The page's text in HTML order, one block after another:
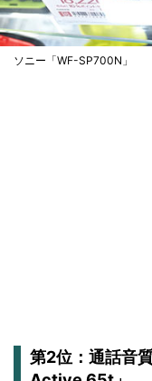
ソニー「WF-SP700N」
第2位：通話音